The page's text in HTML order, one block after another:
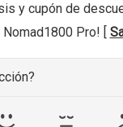
y cupón de
Pro! [